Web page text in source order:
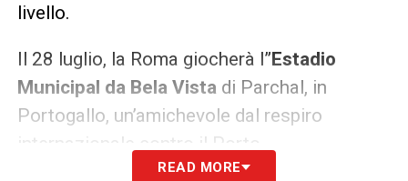
livello.
Il 28 luglio, la Roma giocherà l”Estadio
Municipal da Bela Vista di Parchal, in
Portogallo, un’amichevole dal respiro
internazionale contro il Porto.
READ MORE